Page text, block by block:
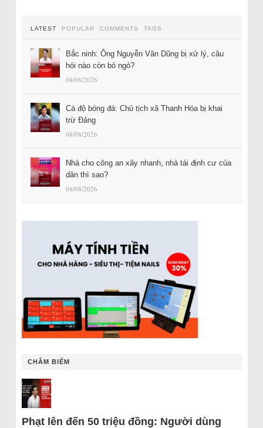
LATEST POPULAR COMMENTS TAGS
Bắc ninh: Ông Nguyễn Văn Dũng bị xử lý, câu
hỏi nào còn bỏ ngỏ?
08/08/2026
Cá độ bóng đá: Chủ tịch xã Thanh Hóa bị khai
trừ Đảng
08/08/2026
Nhà cho công an xây nhanh, nhà tái định cư của
dân thì sao?
08/08/2026
CHÂM BIẾM
Phạt lên đến 50 triệu đồng: Người dùng